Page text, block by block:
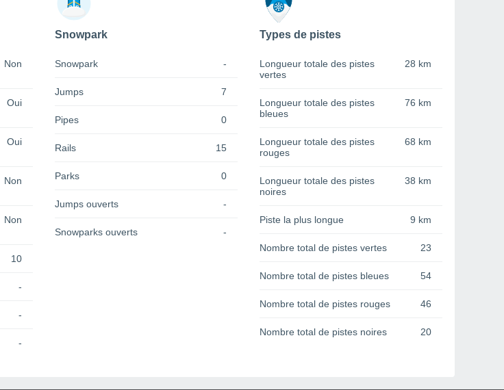
Non
Oui
Oui
Non
Non
10
-
-
-
Snowpark
Snowpark -
Jumps 7
Pipes 0
Rails 15
Parks 0
Jumps ouverts -
Snowparks ouverts -
Types de pistes
Longueur totale des pistes
vertes
28 km
Longueur totale des pistes
bleues
76 km
Longueur totale des pistes
rouges
68 km
Longueur totale des pistes
noires
38 km
Piste la plus longue 9 km
Nombre total de pistes vertes 23
Nombre total de pistes bleues 54
Nombre total de pistes rouges 46
Nombre total de pistes noires 20